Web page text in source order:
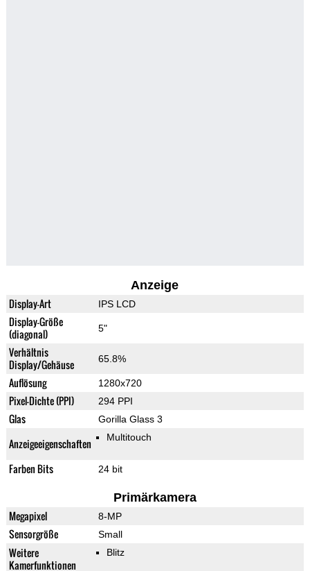
Anzeige
Display-Art IPS LCD
Display-Größe
(diagonal)
5"
Verhältnis
Display/Gehäuse
65.8%
Auflösung 1280x720
Pixel-Dichte (PPI) 294 PPI
Glas Gorilla Glass 3
Anzeigeeigenschaften Multitouch
Farben Bits 24 bit
Primärkamera
Megapixel 8-MP
Sensorgröße Small
Weitere
Kamerfunktionen
Blitz